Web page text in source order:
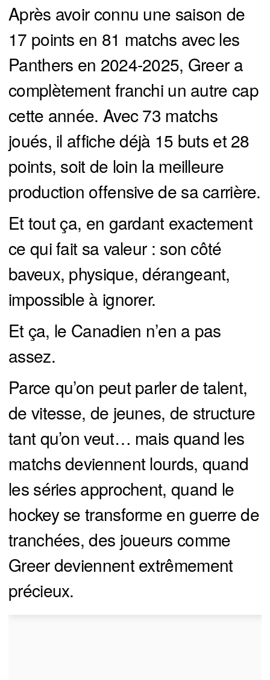
Après avoir connu une saison de
17 points en 81 matchs avec les
Panthers en 2024-2025, Greer a
complètement franchi un autre cap
cette année. Avec 73 matchs
joués, il affiche déjà 15 buts et 28
points, soit de loin la meilleure
production offensive de sa carrière.
Et tout ça, en gardant exactement
ce qui fait sa valeur : son côté
baveux, physique, dérangeant,
impossible à ignorer.
Et ça, le Canadien n’en a pas
assez.
Parce qu’on peut parler de talent,
de vitesse, de jeunes, de structure
tant qu’on veut… mais quand les
matchs deviennent lourds, quand
les séries approchent, quand le
hockey se transforme en guerre de
tranchées, des joueurs comme
Greer deviennent extrêmement
précieux.